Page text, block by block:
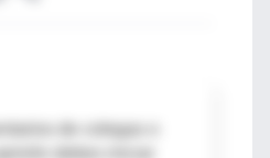
de colegas o